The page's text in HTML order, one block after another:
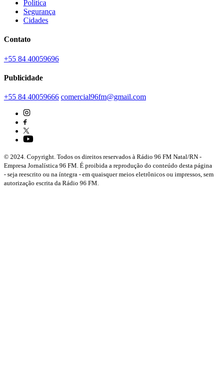
Política
Segurança
Cidades
Contato
+55 84 40059696
Publicidade
+55 84 40059666 comercial96fm@gmail.com
© 2024. Copyright. Todos os direitos reservados à Rádio 96 FM Natal/RN -
Empresa Jornalística 96 FM. É proibida a reprodução do conteúdo desta página
- seja reescrito ou na íntegra - em quaisquer meios eletrônicos ou impressos, sem
autorização escrita da Rádio 96 FM.